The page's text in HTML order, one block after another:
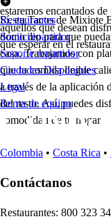
estaremos encantados
aquellos que desean
que esperar en el
Sí, en Tacos de Mixiote
domicilio para que
casa. Trabajamos con
que tu comida llegue
a través de la aplicación
del resto. Así, puedes
comodidad de tu hogar.
Restaurantes
Socio repartidor
Soporte repartidor
Ciudades Disponibles
Legal
Renta de equipo
Colombia • Costa Rica •
Contáctanos
Restaurantes: 800 323